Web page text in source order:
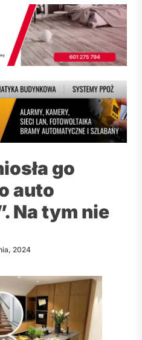
go
auto
Na tym nie
2024